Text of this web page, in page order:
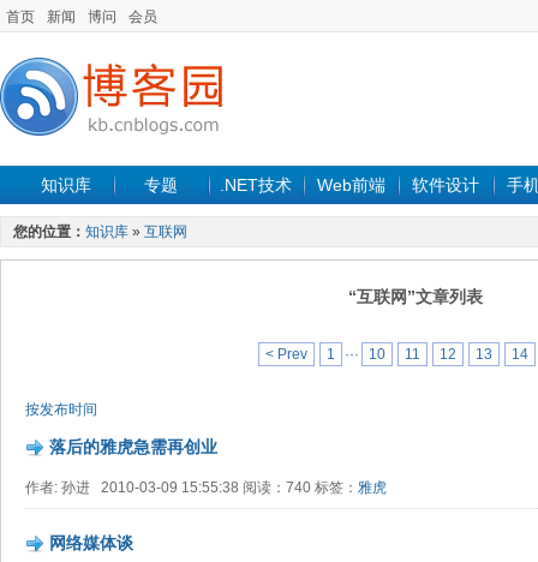
首页 新闻 博问 会员
知识库 专题 .NET技术 Web前端 软件设计 手
您的位置： 知识库 » 互联网
“互联网”文章列表
< Prev 1 ··· 10 11 12 13 14
按发布时间
落后的雅虎急需再创业
作者: 孙进 2010-03-09 15:55:38 阅读：740 标签： 雅虎
网络媒体谈